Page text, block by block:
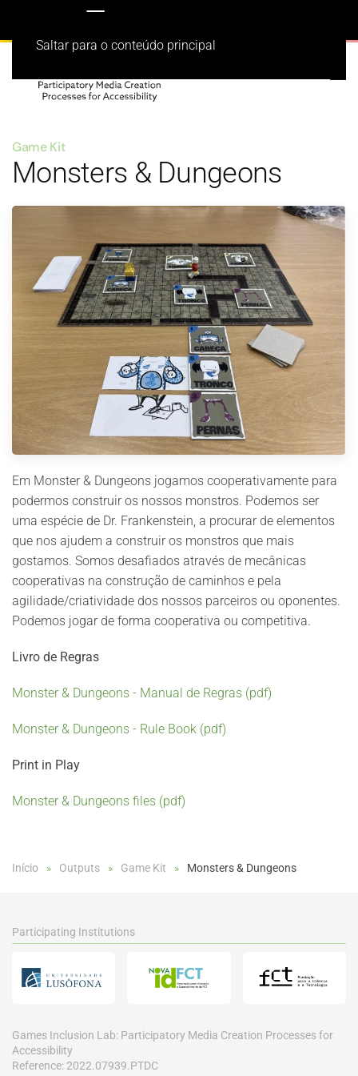
Saltar para o conteúdo principal
Game Kit
Monsters & Dungeons
Em Monster & Dungeons jogamos cooperativamente para
podermos construir os nossos monstros. Podemos ser
uma espécie de Dr. Frankenstein, a procurar de elementos
que nos ajudem a construir os monstros que mais
gostamos. Somos desafiados através de mecânicas
cooperativas na construção de caminhos e pela
agilidade/criatividade dos nossos parceiros ou oponentes.
Podemos jogar de forma cooperativa ou competitiva.
Livro de Regras
Monster & Dungeons - Manual de Regras (pdf)
Monster & Dungeons - Rule Book (pdf)
Print in Play
Monster & Dungeons files (pdf)
Início Outputs Game Kit Monsters & Dungeons
Participating Institutions
Games Inclusion Lab: Participatory Media Creation Processes for
Accessibility
Reference: 2022.07939.PTDC